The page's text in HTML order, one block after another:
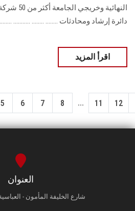
دائرة إرشاد ومحادثات ........ ........ ...........
اقرأ المزيد
5 6 7 8 ... 11 12
العنوان
شارع الخليفة المأمون -